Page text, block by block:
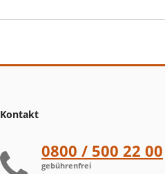
Kontakt
0800 / 500 22 00
gebührenfrei